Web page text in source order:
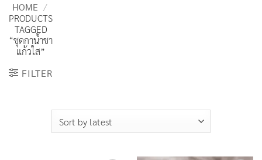
HOME /
PRODUCTS
TAGGED
“ชุดกาน้ำชา
แก้วใส”
FILTER